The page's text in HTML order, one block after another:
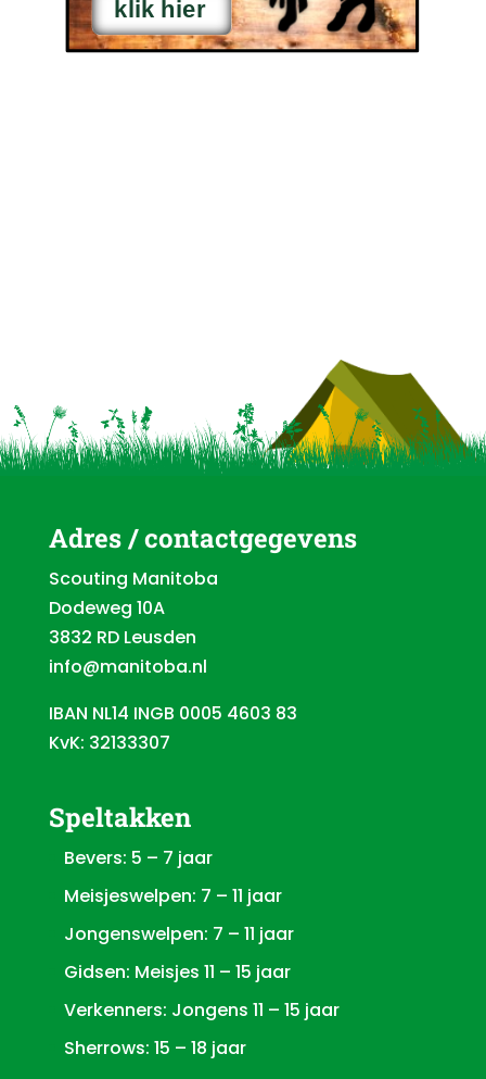
Adres / contactgegevens
Scouting Manitoba
Dodeweg 10A
3832 RD Leusden
info@manitoba.nl
IBAN NL14 INGB 0005 4603 83
KvK: 32133307
Speltakken
Bevers: 5 – 7 jaar
Meisjeswelpen: 7 – 11 jaar
Jongenswelpen: 7 – 11 jaar
Gidsen: Meisjes 11 – 15 jaar
Verkenners: Jongens 11 – 15 jaar
Sherrows: 15 – 18 jaar